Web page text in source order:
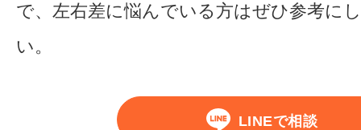
で、左右差に悩んでいる方はぜひ参考に
い。
LINEで相談